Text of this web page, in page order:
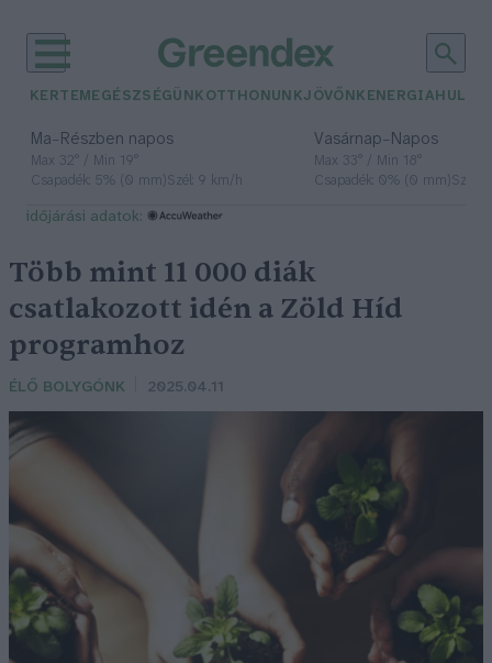
KERTEM EGÉSZSÉGÜNK OTTHONUNKJÖVŐNK ENERGIA
Ma– Részben napos
Max 32° / Min 19°
Csapadék: 5% (0 mm)Szél: 9 km/h
Vasárnap– Napos
Max 33° / Min 18°
Csapadék: 0% (0 mm)Szél:
időjárási adatok:
Több mint 11 000 diák
csatlakozott idén a Zöld Híd
programhoz
ÉLŐ BOLYGÓNK 2025.04.11